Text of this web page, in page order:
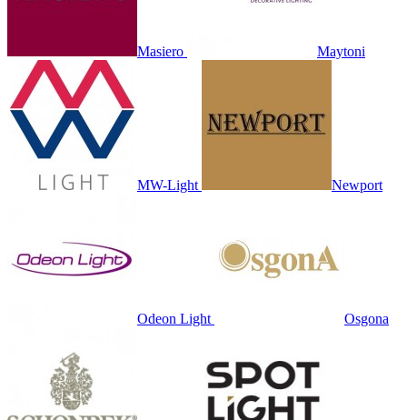
Masiero Maytoni
MW-Light Newport
Odeon Light Osgona